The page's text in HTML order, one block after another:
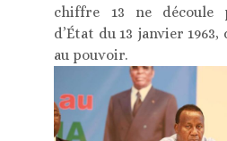
chiffre 13 ne découle
d’État du 13 janvier 1963,
au pouvoir.